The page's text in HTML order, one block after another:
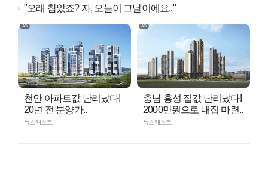
"오래 참았죠? 자, 오늘이 그날이에요.."
천안 아파트값 난리났다!
20년 전 분양가..
뉴스캐스트
충남 홍성 집값 난리났다!
2000만원으로 내집 마련..
뉴스캐스트